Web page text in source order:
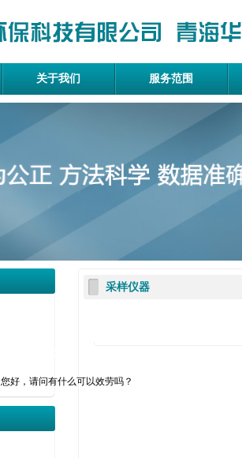
关于我们 服务范围
采样仪器
您好，请问有什么可以效劳吗？